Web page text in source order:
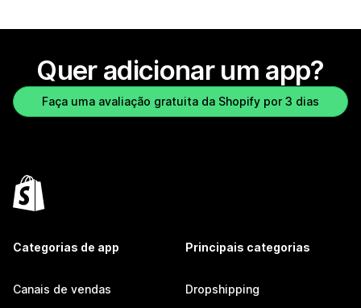
Quer adicionar um app?
Faça uma avaliação gratuita da Shopify por 3 dias
Categorias de app
Canais de vendas
Principais categorias
Dropshipping